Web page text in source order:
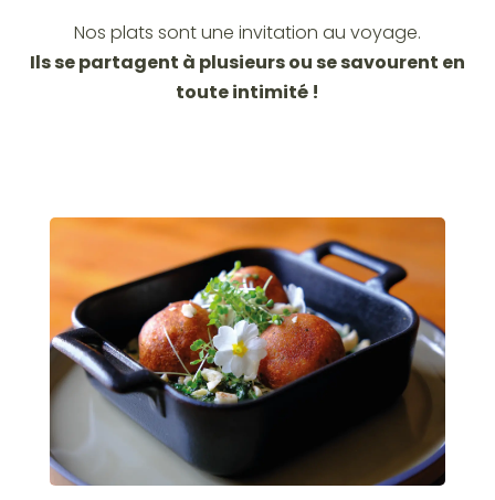
Nos plats sont une invitation au voyage.
Ils se partagent à plusieurs ou se savourent en
toute intimité !